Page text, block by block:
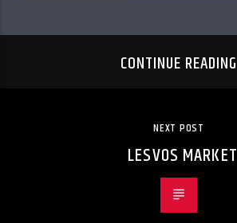
CONTINUE READING
NEXT POST
LESVOS MARKET